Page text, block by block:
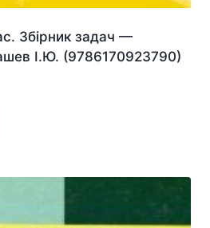
Збірник задач —
І.Ю. (9786170923790)